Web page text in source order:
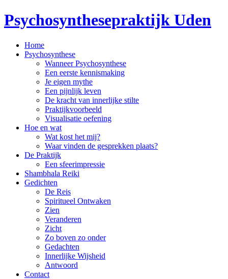
Psychosynthesepraktijk Uden
Home
Psychosynthese
Wanneer Psychosynthese
Een eerste kennismaking
Je eigen mythe
Een pijnlijk leven
De kracht van innerlijke stilte
Praktijkvoorbeeld
Visualisatie oefening
Hoe en wat
Wat kost het mij?
Waar vinden de gesprekken plaats?
De Praktijk
Een sfeerimpressie
Shambhala Reiki
Gedichten
De Reis
Spiritueel Ontwaken
Zien
Veranderen
Zicht
Zo boven zo onder
Gedachten
Innerlijke Wijsheid
Antwoord
Contact